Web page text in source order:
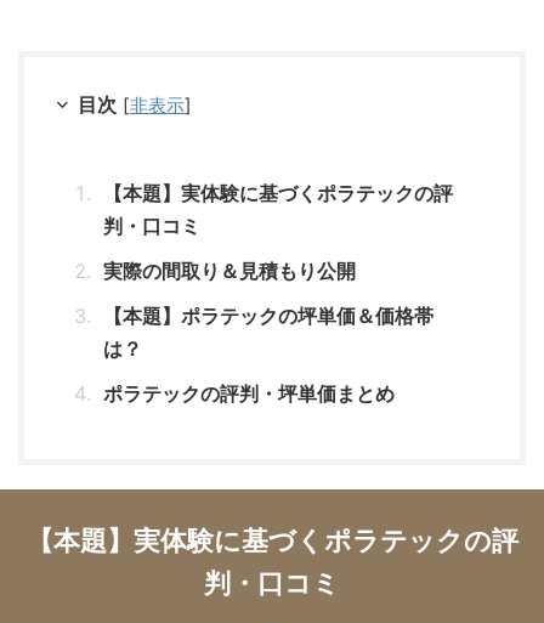
目次 [非表示]
【本題】実体験に基づくポラテックの評
判・口コミ
実際の間取り＆見積もり公開
【本題】ポラテックの坪単価＆価格帯
は？
ポラテックの評判・坪単価まとめ
【本題】実体験に基づくポラテックの評
判・口コミ